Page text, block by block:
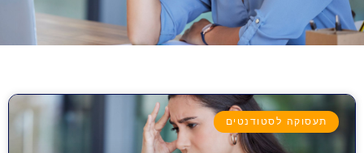
תעסוקה לסטודנטים